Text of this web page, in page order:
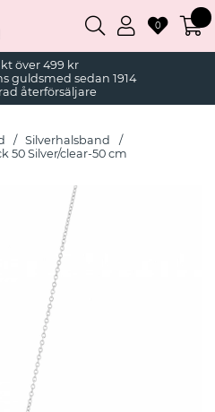
över 499 kr
guldsmed sedan 1914
återförsäljare
0
Silverhalsband
50 Silver/clear-50 cm